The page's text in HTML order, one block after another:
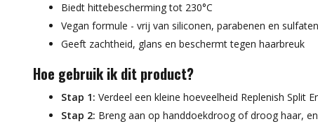
Biedt hittebescherming tot 230°C
Vegan formule - vrij van siliconen, parabenen en sulfaten
Geeft zachtheid, glans en beschermt tegen haarbreuk
Hoe gebruik ik dit product?
Stap 1: Verdeel een kleine hoeveelheid Replenish Split
Stap 2: Breng aan op handdoekdroog of droog haar,